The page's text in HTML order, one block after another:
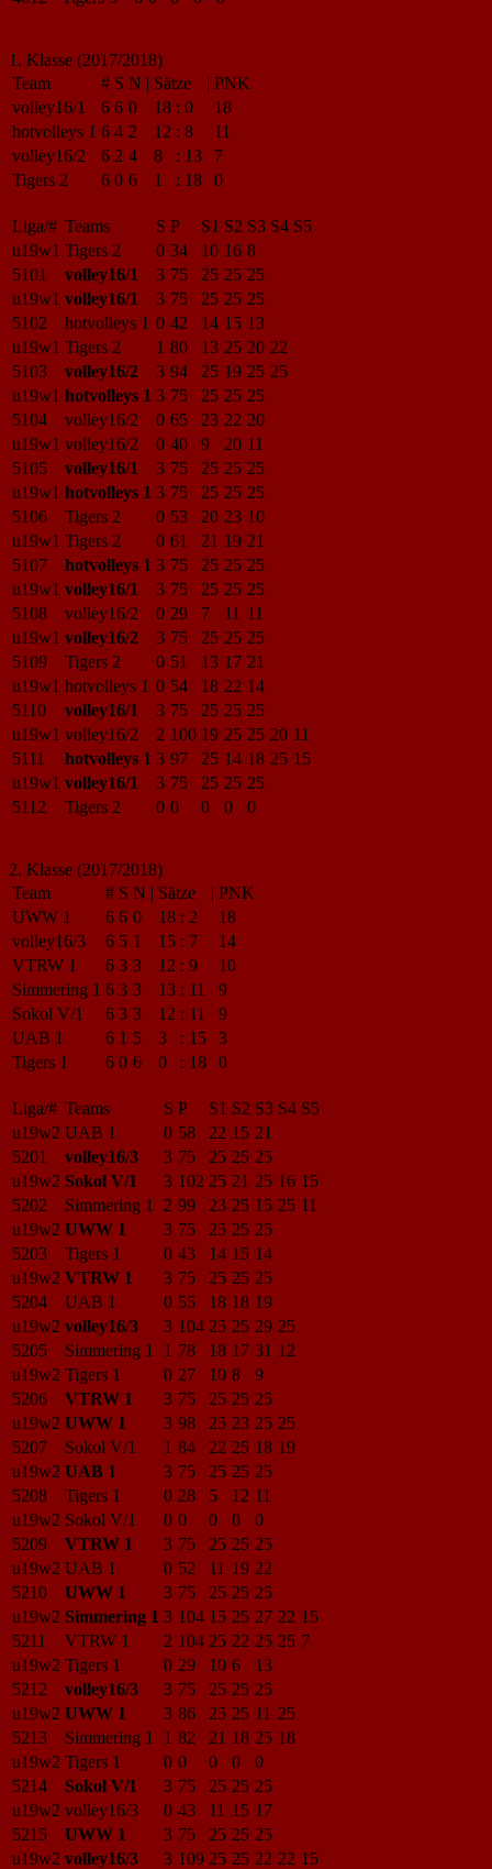
1. Klasse (2017/2018)
Team
# S N | Sätze | PNK
volley16/1
6 6 0 18 : 0
18
hotvolleys 1 6 4 2 12 : 8
11
volley16/2
6 2 4 8 : 13
7
Tigers 2
6 0 6 1 : 18 0
Liga/# Teams S P S1 S2 S3 S4 S5
u19w1 Tigers 2 0 34 10 16 8
5101
volley16/1 3 75 25 25 25
u19w1 volley16/1 3 75 25 25 25
5102
hotvolleys 1 0 42 14 15 13
u19w1 Tigers 2 1 80 13 25 20 22
5103
volley16/2 3 94 25 19 25 25
u19w1 hotvolleys 1 3 75 25 25 25
5104
volley16/2 0 65 23 22 20
u19w1 volley16/2 0 40 9 20 11
5105
volley16/1 3 75 25 25 25
u19w1 hotvolleys 1 3 75 25 25 25
5106
Tigers 2 0 53 20 23 10
u19w1 Tigers 2 0 61 21 19 21
5107
hotvolleys 1 3 75 25 25 25
u19w1 volley16/1 3 75 25 25 25
5108
volley16/2 0 29 7 11 11
u19w1 volley16/2 3 75 25 25 25
5109
Tigers 2 0 51 13 17 21
u19w1 hotvolleys 1 0 54 18 22 14
5110
volley16/1 3 75 25 25 25
u19w1 volley16/2 2 100 19 25 25 20 11
5111
hotvolleys 1 3 97 25 14 18 25 15
u19w1 volley16/1 3 75 25 25 25
5112
Tigers 2 0 0 0 0 0
2. Klasse (2017/2018)
Team
# S N | Sätze | PNK
UWW 1
6 6 0 18 : 2
18
volley16/3
6 5 1 15 : 7
14
VTRW 1
6 3 3 12 : 9
10
Simmering 1 6 3 3 13 : 11
9
Sokol V/1
6 3 3 12 : 11
9
UAB 1
6 1 5 3 : 15
3
Tigers 1
6 0 6 0 : 18 0
Liga/# Teams S P S1 S2 S3 S4 S5
u19w2 UAB 1 0 58 22 15 21
5201
volley16/3 3 75 25 25 25
u19w2 Sokol V/1 3 102 25 21 25 16 15
5202
Simmering 1 2 99 23 25 15 25 11
u19w2 UWW 1 3 75 25 25 25
5203
Tigers 1 0 43 14 15 14
u19w2 VTRW 1 3 75 25 25 25
5204
UAB 1 0 55 18 18 19
u19w2 volley16/3 3 104 25 25 29 25
5205
Simmering 1 1 78 18 17 31 12
u19w2 Tigers 1 0 27 10 8
9
5206
VTRW 1 3 75 25 25 25
u19w2 UWW 1 3 98 25 23 25 25
5207
Sokol V/1 1 84 22 25 18 19
u19w2 UAB 1 3 75 25 25 25
5208
Tigers 1 0 28 5 12 11
u19w2 Sokol V/1 0 0 0 0
0
5209
VTRW 1 3 75 25 25 25
u19w2 UAB 1 0 52 11 19 22
5210
UWW 1 3 75 25 25 25
u19w2 Simmering 1 3 104 15 25 27 22 15
5211
VTRW 1 2 104 25 22 25 25 7
u19w2 Tigers 1 0 29 10 6
13
5212
volley16/3 3 75 25 25 25
u19w2 UWW 1 3 86 25 25 11 25
5213
Simmering 1 1 82 21 18 25 18
u19w2 Tigers 1 0 0 0 0
0
5214
Sokol V/1 3 75 25 25 25
u19w2 volley16/3 0 43 11 15 17
5215
UWW 1 3 75 25 25 25
u19w2 volley16/3 3 109 25 25 22 22 15